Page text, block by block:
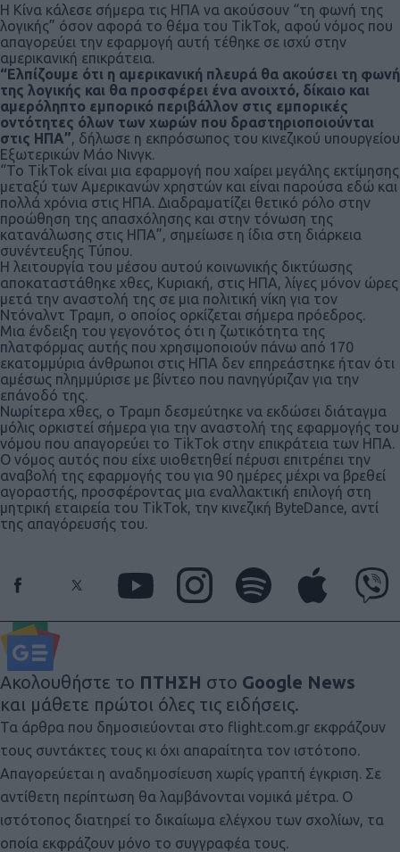
Η Κίνα κάλεσε σήμερα τις ΗΠΑ να ακούσουν “τη φωνή της
λογικής” όσον αφορά το θέμα του TikTok, αφού νόμος που
απαγορεύει την εφαρμογή αυτή τέθηκε σε ισχύ στην
αμερικανική επικράτεια.
“Ελπίζουμε ότι η αμερικανική πλευρά θα ακούσει τη φωνή
της λογικής και θα προσφέρει ένα ανοιχτό, δίκαιο και
αμερόληπτο εμπορικό περιβάλλον στις εμπορικές
οντότητες όλων των χωρών που δραστηριοποιούνται
στις ΗΠΑ”, δήλωσε η εκπρόσωπος του κινεζικού υπουργείου
Εξωτερικών Μάο Νινγκ.
“Το TikTok είναι μια εφαρμογή που χαίρει μεγάλης εκτίμησης
μεταξύ των Αμερικανών χρηστών και είναι παρούσα εδώ και
πολλά χρόνια στις ΗΠΑ. Διαδραματίζει θετικό ρόλο στην
προώθηση της απασχόλησης και στην τόνωση της
κατανάλωσης στις ΗΠΑ”, σημείωσε η ίδια στη διάρκεια
συνέντευξης Τύπου.
Η λειτουργία του μέσου αυτού κοινωνικής δικτύωσης
αποκαταστάθηκε χθες, Κυριακή, στις ΗΠΑ, λίγες μόνον ώρες
μετά την αναστολή της σε μια πολιτική νίκη για τον
Ντόναλντ Τραμπ, ο οποίος ορκίζεται σήμερα πρόεδρος.
Μια ένδειξη του γεγονότος ότι η ζωτικότητα της
πλατφόρμας αυτής που χρησιμοποιούν πάνω από 170
εκατομμύρια άνθρωποι στις ΗΠΑ δεν επηρεάστηκε ήταν ότι
αμέσως πλημμύρισε με βίντεο που πανηγύριζαν για την
επάνοδό της.
Νωρίτερα χθες, ο Τραμπ δεσμεύτηκε να εκδώσει διάταγμα
μόλις ορκιστεί σήμερα για την αναστολή της εφαρμογής του
νόμου που απαγορεύει το TikTok στην επικράτεια των ΗΠΑ.
Ο νόμος αυτός που είχε υιοθετηθεί πέρυσι επιτρέπει την
αναβολή της εφαρμογής του για 90 ημέρες μέχρι να βρεθεί
αγοραστής, προσφέροντας μια εναλλακτική επιλογή στη
μητρική εταιρεία του TikTok, την κινεζική ByteDance, αντί
της απαγόρευσής του.
Ακολουθήστε το ΠΤΗΣΗ στο Google News
και μάθετε πρώτοι όλες τις ειδήσεις.
Τα άρθρα που δημοσιεύονται στο flight.com.gr εκφράζουν
τους συντάκτες τους κι όχι απαραίτητα τον ιστότοπο.
Απαγορεύεται η αναδημοσίευση χωρίς γραπτή έγκριση. Σε
αντίθετη περίπτωση θα λαμβάνονται νομικά μέτρα. Ο
ιστότοπος διατηρεί το δικαίωμα ελέγχου των σχολίων, τα
οποία εκφράζουν μόνο το συγγραφέα τους.